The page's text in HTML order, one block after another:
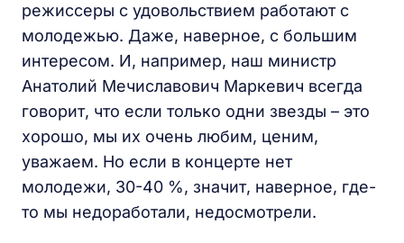
режиссеры с удовольствием работают с
молодежью. Даже, наверное, с большим
интересом. И, например, наш министр
Анатолий Мечиславович Маркевич всегда
говорит, что если только одни звезды – это
хорошо, мы их очень любим, ценим,
уважаем. Но если в концерте нет
молодежи, 30-40 %, значит, наверное, где-
то мы недоработали, недосмотрели.